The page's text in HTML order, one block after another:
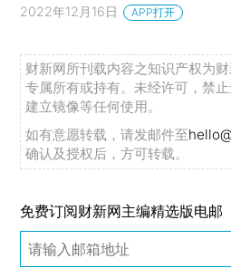
2022年12月16日 APP打开
财新网所刊载内容之知识产权为
专属所有或持有。未经许可，禁
建立镜像等任何使用。
如有意愿转载，请发邮件至
确认及授权后，方可转载。
免费订阅财新网主编精选版电邮